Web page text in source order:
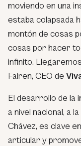
moviendo en una
estaba colapsada
montón de cosas
cosas por hacer
infinito.
Fairen, CEO de
El desarrollo de
a nivel nacional, a
Chávez, es clave
articular y